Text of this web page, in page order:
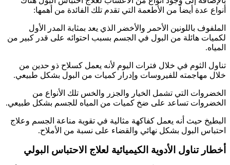
أنواع عدة أيضاً من الأطعمة التي تقدم تلك الفائدة من أهمها:
الملفوف باللونين الأحمر والأخضر الذي يعد بمثابة المدر الأول
لكميات هائلة من البول في الجسم بسبب احتوائه على قدر كبير من
المياه.
تناول الثوم في خلال فترات اليوم لأنه يعمل كسلاح ذو حدين من
خلال مهاجمته للفيروسات وإدرار كميات من البول بشكل طبيعي.
الخضروات التي تشمل الخيار والجزر والخس تلك الأنواع من
الخضروات تساعد على ضخ كميات من المياه للجسم بشكل طبيعي.
البطيخ حيث أنه يعمل كفاكهة مثالية في تقوية مناعة الجسم وعلاج
احتباس البول بشكل نهائي والقضاء على نسبة من الأملاح.
أخطار تناول الأدوية الكيميائية لعلاج الاحتباس البولي